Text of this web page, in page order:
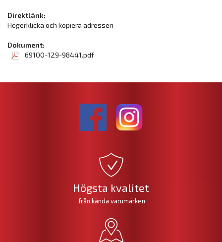
Direktlänk:
Högerklicka och kopiera adressen
Dokument:
69100-129-98441.pdf
Högsta kvalitet
från kända varumärken